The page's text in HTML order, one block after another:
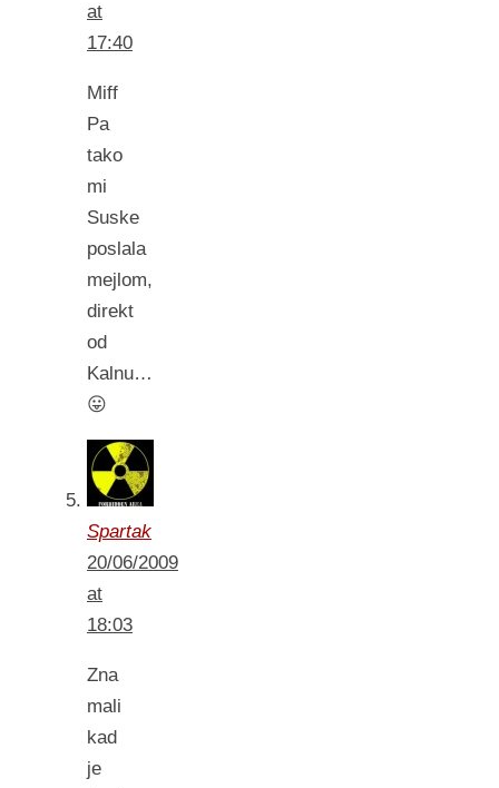
at
17:40
Miff
Pa
tako
mi
Suske
poslala
mejlom,
direkt
od
Kalnu…
😛
Spartak
20/06/2009
at
18:03
Zna
mali
kad
je